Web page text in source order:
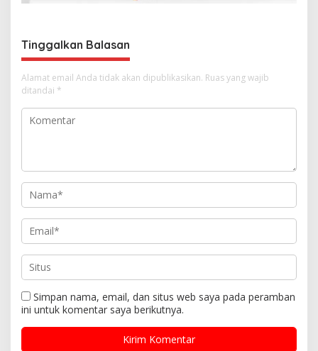
s
Tinggalkan Balasan
Alamat email Anda tidak akan dipublikasikan. Ruas yang wajib
ditandai *
Simpan nama, email, dan situs web saya pada peramban
ini untuk komentar saya berikutnya.